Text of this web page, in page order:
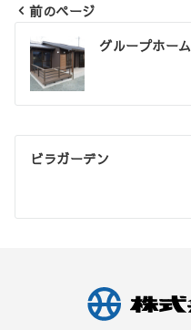
投
稿
ナ
ビ
ゲ
シ
前のページ
グループホーム
ビラガーデン